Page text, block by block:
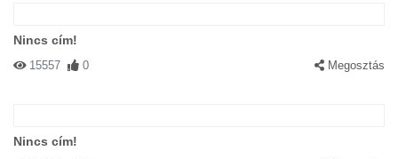
Nincs cím!
15557 0 Megosztás
Nincs cím!